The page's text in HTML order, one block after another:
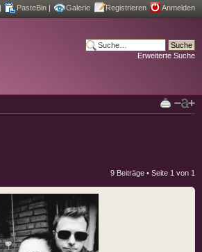
| PasteBin | Galerie Registrieren Anmelden
Erweiterte Suche
9 Beiträge • Seite 1 von 1